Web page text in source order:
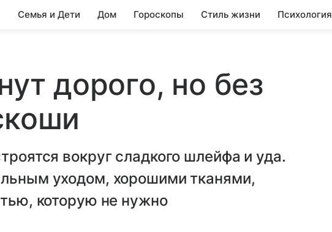
Семья и Дети Дом Гороскопы Стиль жизни Психология
дорого, но без
вокруг сладкого шлейфа и уда.
уходом, хорошими тканями,
которую не нужно